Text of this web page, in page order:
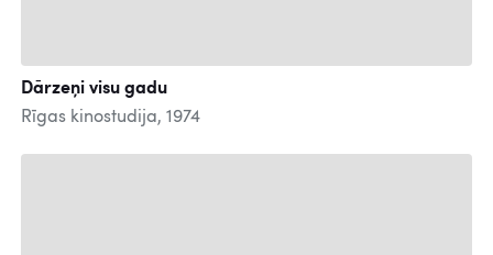
Dārzeņi visu gadu
Rīgas kinostudija, 1974